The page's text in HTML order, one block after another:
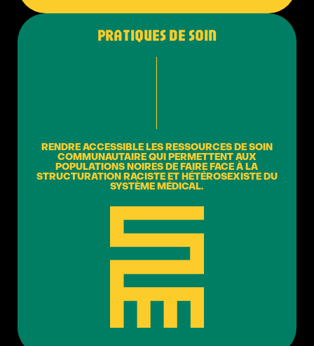
PRATIQUES DE SOIN
RENDRE ACCESSIBLE LES RESSOURCES DE SOIN
COMMUNAUTAIRE QUI PERMETTENT AUX
POPULATIONS NOIRES DE FAIRE FACE À LA
STRUCTURATION RACISTE ET HÉTÉROSEXISTE DU
SYSTÈME MÉDICAL.